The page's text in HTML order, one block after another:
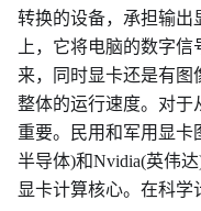
转换的设备，承担输出
上，它将电脑的数字
来，同时显卡还是有图
整体的运行速度。对于
重要。民用和军用显
半导体)和Nvidia(英伟
显卡计算核心。在科学